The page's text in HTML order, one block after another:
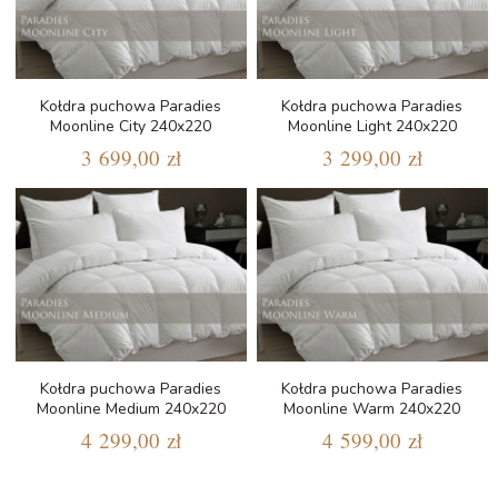
Kołdra puchowa Paradies
Moonline City 240x220
3 699,00 zł
Kołdra puchowa Paradies
Moonline Light 240x220
3 299,00 zł
Kołdra puchowa Paradies
Moonline Medium 240x220
4 299,00 zł
Kołdra puchowa Paradies
Moonline Warm 240x220
4 599,00 zł